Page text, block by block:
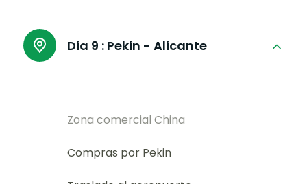
Dia 9 : Pekin - Alicante
Zona comercial China
Compras por Pekin